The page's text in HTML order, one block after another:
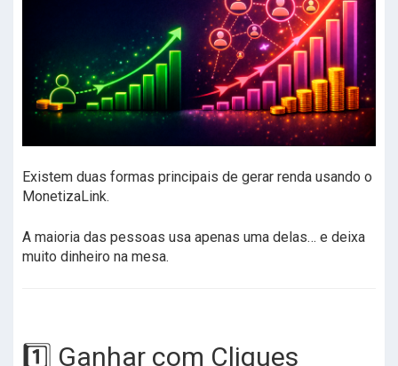
Existem duas formas principais de gerar renda usando o
MonetizaLink.
A maioria das pessoas usa apenas uma delas… e deixa
muito dinheiro na mesa.
1️⃣ Ganhar com Cliques